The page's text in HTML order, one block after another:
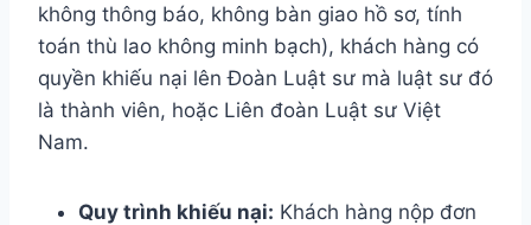
không thông báo, không bàn giao hồ sơ, tính
toán thù lao không minh bạch), khách hàng có
quyền khiếu nại lên Đoàn Luật sư mà luật sư đó
là thành viên, hoặc Liên đoàn Luật sư Việt
Nam.
Quy trình khiếu nại: Khách hàng nộp đơn